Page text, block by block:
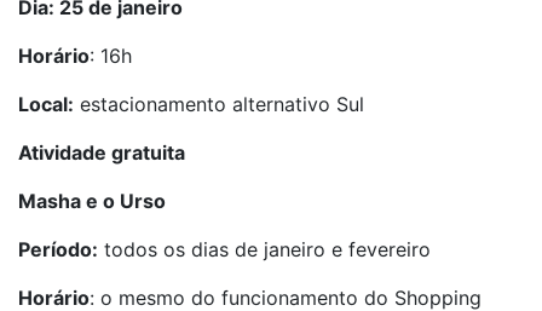
Dia: 25 de janeiro
Horário: 16h
Local: estacionamento alternativo Sul
Atividade gratuita
Masha e o Urso
Período: todos os dias de janeiro e fevereiro
Horário: o mesmo do funcionamento do Shopping